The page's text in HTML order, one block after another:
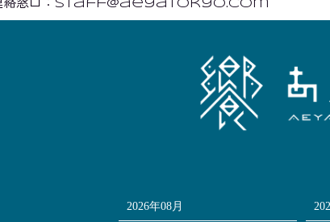
絡窓口：staff@aeyatokyo.com
2026年08月